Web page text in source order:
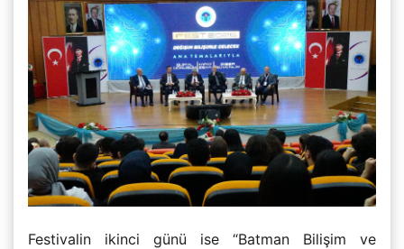
Festivalin ikinci günü ise “Batman Bilişim ve